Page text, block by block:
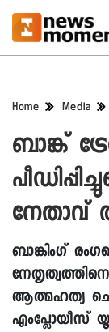
Home Media
ബാങ്ക്
നേതാവ്
ബാങ്കിംഗ്
ആത്മഹത്യ
എംപ്ലോയീസ്